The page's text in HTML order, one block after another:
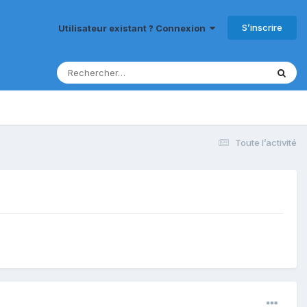
Utilisateur existant ? Connexion S’inscrire
Toute l’activité